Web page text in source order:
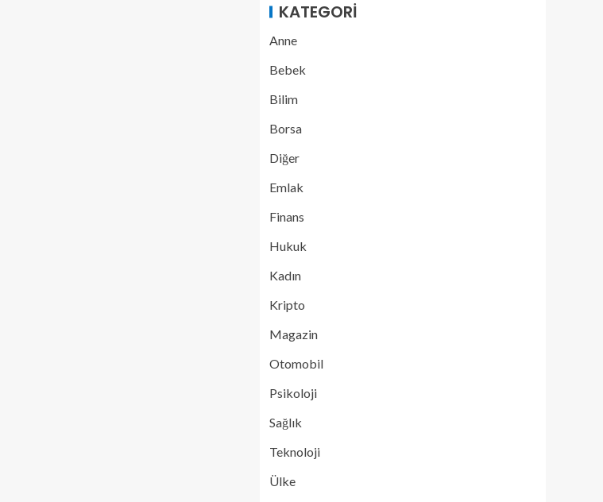
KATEGORI
Anne
Bebek
Bilim
Borsa
Diğer
Emlak
Finans
Hukuk
Kadın
Kripto
Magazin
Otomobil
Psikoloji
Sağlık
Teknoloji
Ülke